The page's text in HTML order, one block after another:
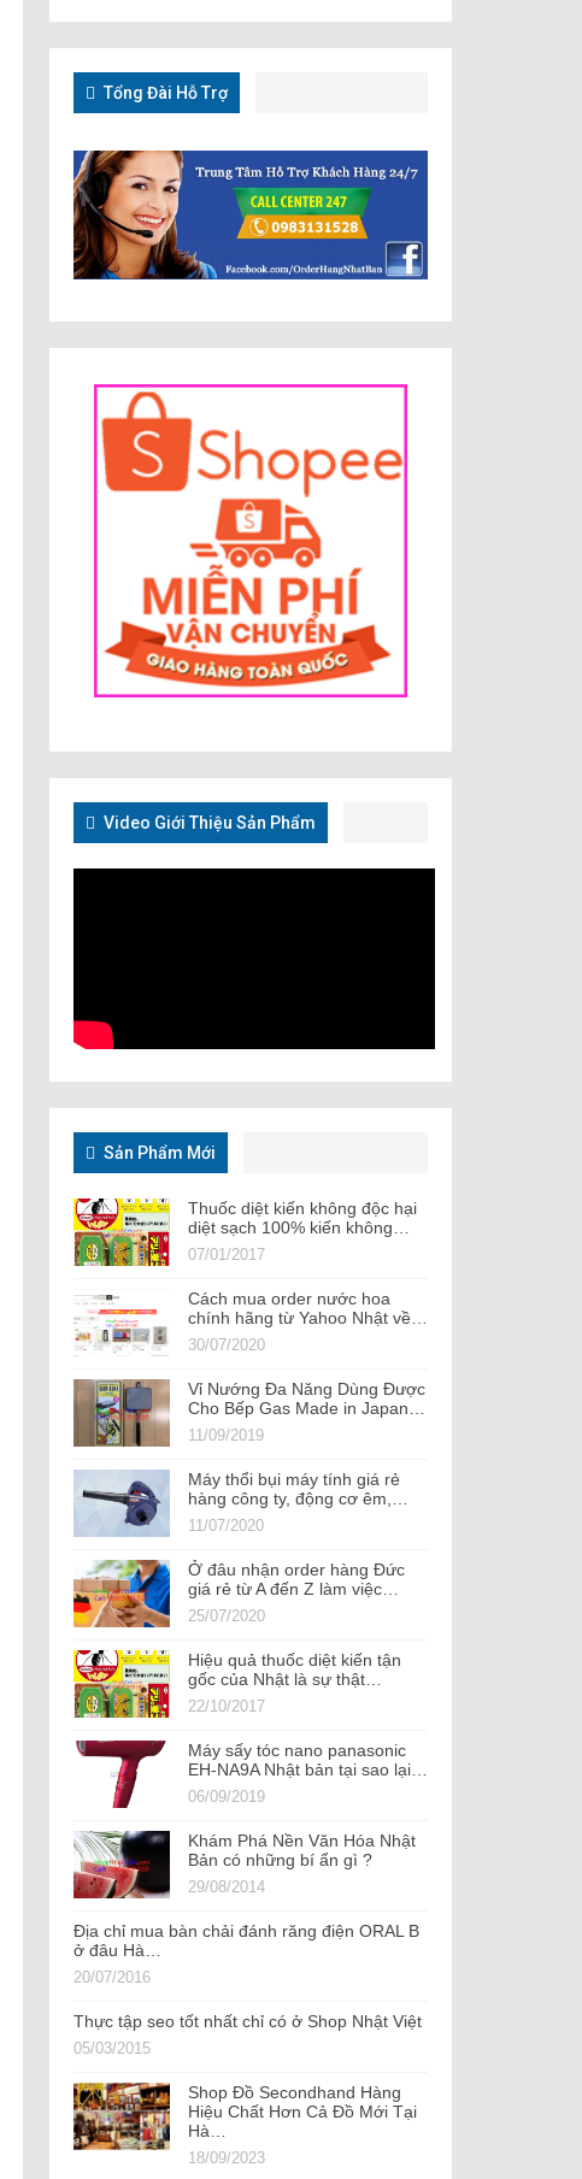
Tổng Đài Hỗ Trợ
Video Giới Thiệu Sản Phẩm
Sản Phẩm Mới
Thuốc diệt kiến không độc hại
diệt sạch 100% kiến không…
07/01/2017
Cách mua order nước hoa
chính hãng từ Yahoo Nhật về…
30/07/2020
Vỉ Nướng Đa Năng Dùng Được
Cho Bếp Gas Made in Japan…
11/09/2019
Máy thổi bụi máy tính giá rẻ
hàng công ty, động cơ êm,…
11/07/2020
Ở đâu nhận order hàng Đức
giá rẻ từ A đến Z làm việc…
25/07/2020
Hiệu quả thuốc diệt kiến tận
gốc của Nhật là sự thật…
22/10/2017
Máy sấy tóc nano panasonic
EH-NA9A Nhật bản tại sao lại…
06/09/2019
Khám Phá Nền Văn Hóa Nhật
Bản có những bí ẩn gì ?
29/08/2014
Địa chỉ mua bàn chải đánh răng điện ORAL B
ở đâu Hà…
20/07/2016
Thực tập seo tốt nhất chỉ có ở Shop Nhật Việt
05/03/2015
Shop Đồ Secondhand Hàng
Hiệu Chất Hơn Cả Đồ Mới Tại
Hà…
18/09/2023